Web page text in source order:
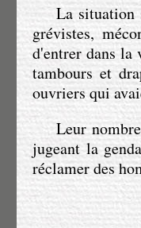
La situation
grévistes,
d'entrer dans la
tambours et
ouvriers qui
Leur
jugeant la
réclamer des